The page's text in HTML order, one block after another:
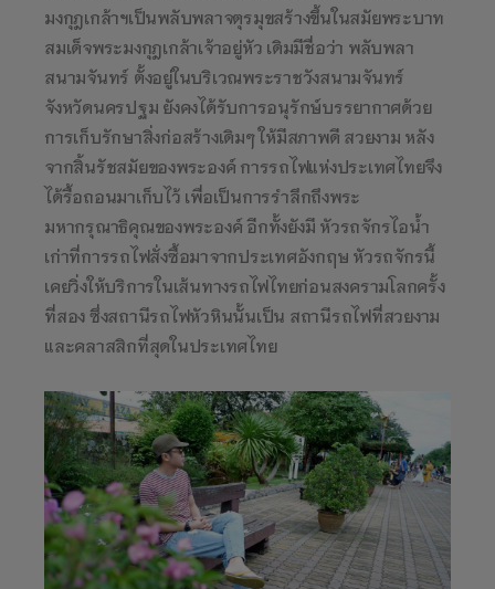
มงกุฎเกล้าฯเป็นพลับพลาจตุรมุขสร้างขึ้นในสมัยพระบาท
สมเด็จพระมงกุฎเกล้าเจ้าอยู่หัว เดิมมีชื่อว่า พลับพลา
สนามจันทร์ ตั้งอยู่ในบริเวณพระราชวังสนามจันทร์
จังหวัดนครปฐม ยังคงได้รับการอนุรักษ์บรรยากาศด้วย
การเก็บรักษาสิ่งก่อสร้างเดิมๆ ให้มีสภาพดี สวยงาม หลัง
จากสิ้นรัชสมัยของพระองค์ การรถไฟแห่งประเทศไทยจึง
ได้รื้อถอนมาเก็บไว้ เพื่อเป็นการรำลึกถึงพระ
มหากรุณาธิคุณของพระองค์ อีกทั้งยังมี หัวรถจักรไอน้ำ
เก่าที่การรถไฟสั่งซื้อมาจากประเทศอังกฤษ หัวรถจักรนี้
เคยวิ่งให้บริการในเส้นทางรถไฟไทยก่อนสงครามโลกครั้ง
ที่สอง ซึ่งสถานีรถไฟหัวหินนั้นเป็น สถานีรถไฟที่สวยงาม
และคลาสสิกที่สุดในประเทศไทย